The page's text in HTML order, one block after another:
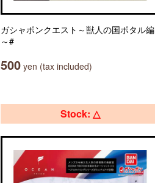
ガシャポンクエスト～獣人の国ポタル編
～#
500 yen (tax included)
Stock: △